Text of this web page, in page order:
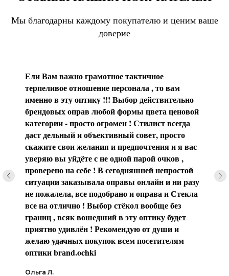
Мы благодарны каждому покупателю и ценим ваше
доверие
Ели Вам важно грамотное тактичное
терпеливое отношение персонала , то вам
именно в эту оптику !!! Выбор действительно
брендовых оправ любой формы цвета ценовой
категории - просто огромен ! Стилист всегда
даст дельный и объективный совет, просто
скажите свои желания и предпочтения и я вас
уверяю вы уйдёте с не одной парой очков ,
проверено на себе ! В сегодняшней непростой
ситуации заказывала оправы онлайн и ни разу
не пожалела, все подобрано и оправа и Стекла
все на отлично ! Выбор стёкол вообще без
границ , всяк вошедший в эту оптику будет
приятно удивлён ! Рекомендую от души и
желаю удачных покупок всем посетителям
оптики brаnd.ochki
Ольга Л.